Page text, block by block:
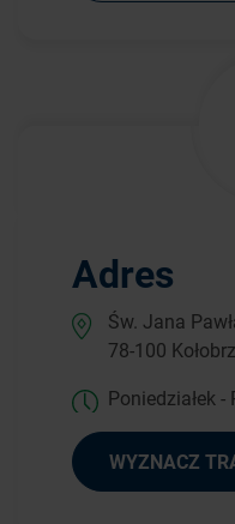
Adres
Św. Jana
78-100
Poniedziałek
WYZNACZ